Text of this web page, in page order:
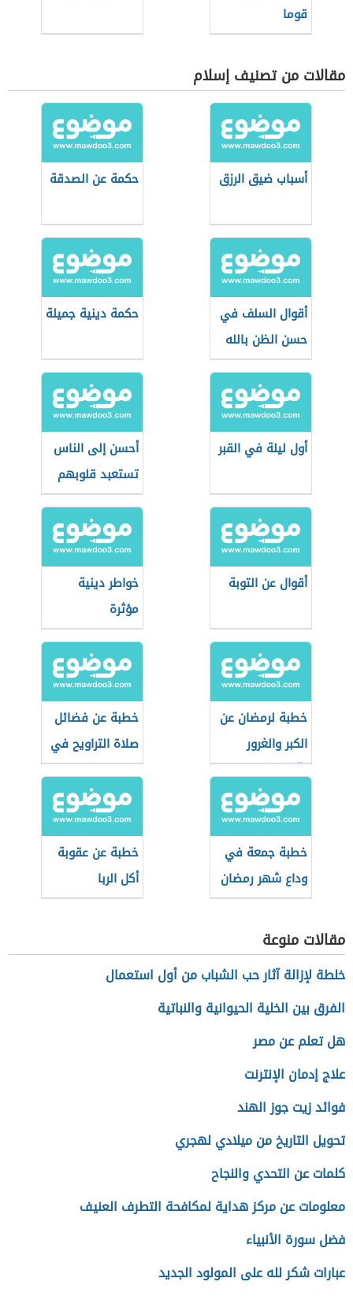
قوما
مقالات من تصنيف إسلام
أسباب ضيق الرزق حكمة عن الصدقة
أقوال السلف في
حسن الظن بالله
حكمة دينية جميلة
أول ليلة في القبر
أحسن إلى الناس
تستعبد قلوبهم
فطالما استعبد
الإنسان إحسان
أقوال عن التوبة
خواطر دينية
مؤثرة
خطبة لرمضان عن
الكبر والغرور
وآثارهما على
المجتمع
خطبة عن فضائل
صلاة التراويح في
شهر رمضان
خطبة جمعة في
وداع شهر رمضان
خطبة عن عقوبة
أكل الربا
مقالات منوعة
خلطة لإزالة آثار حب الشباب من أول استعمال
الفرق بين الخلية الحيوانية والنباتية
هل تعلم عن مصر
علاج إدمان الإنترنت
فوائد زيت جوز الهند
تحويل التاريخ من ميلادي لهجري
كلمات عن التحدي والنجاح
معلومات عن مركز هداية لمكافحة التطرف العنيف
فضل سورة الأنبياء
عبارات شكر لله على المولود الجديد